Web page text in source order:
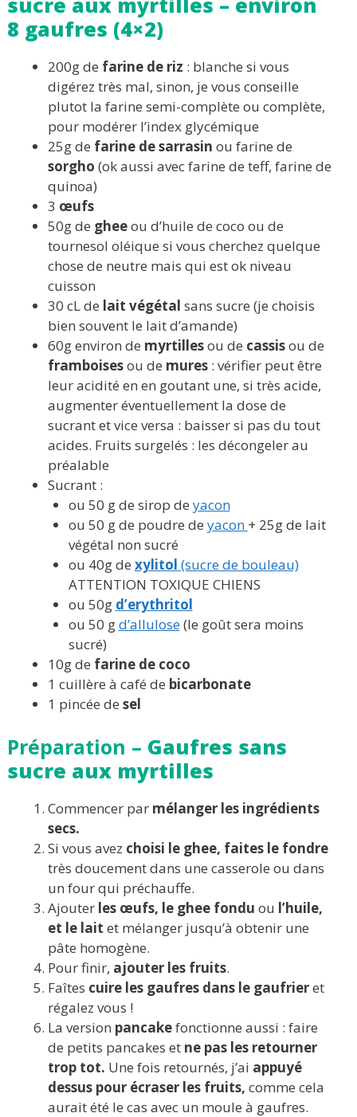
8 gaufres (4×2)
200g de farine de riz : blanche si vous
digérez très mal, sinon, je vous conseille
plutot la farine semi-complète ou complète,
pour modérer l’index glycémique
25g de farine de sarrasin ou farine de
sorgho (ok aussi avec farine de teff, farine de
quinoa)
3 œufs
50g de gheeou d’huile de coco ou de
tournesol oléique si vous cherchez quelque
chose de neutre mais qui est ok niveau
cuisson
30 cL de lait végétal sans sucre (je choisis
bien souvent le lait d’amande)
60g environ de myrtillesou de cassisou de
framboisesou de mures : vérifier peut être
leur acidité en en goutant une, si très acide,
augmenter éventuellement la dose de
sucrant et vice versa : baisser si pas du tout
acides. Fruits surgelés : les décongeler au
préalable
Sucrant :
ou 50 g de sirop de yacon
ou 50 g de poudre de yacon + 25g de lait
végétal non sucré
ou 40g de xylitol (sucre de bouleau)
ATTENTION TOXIQUE CHIENS
ou 50g d’erythritol
ou 50 gd’allulose(le goût sera moins
sucré)
10g de farine de coco
1 cuillère à café de bicarbonate
1 pincée de sel
Préparation – Gaufres sans
sucre aux myrtilles
Commencer par mélanger les ingrédients
secs.
Si vous avez choisi le ghee, faites le fondre
très doucement dans une casserole ou dans
un four qui préchauffe.
Ajouter les œufs, le ghee fondu ou l’huile,
et le lait et mélanger jusqu’à obtenir une
pâte homogène.
Pour finir, ajouter les fruits.
Faîtes cuire les gaufres dans le gaufrieret
régalez vous !
La version pancakefonctionne aussi : faire
de petits pancakes et ne pas les retourner
trop tot. Une fois retournés, j’ai appuyé
dessus pour écraser les fruits, comme cela
aurait été le cas avec un moule à gaufres.